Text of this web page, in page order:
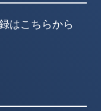
はこちらから